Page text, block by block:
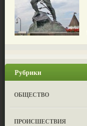
Рубрики
ОБЩЕСТВО
ПРОИСШЕСТВИЯ